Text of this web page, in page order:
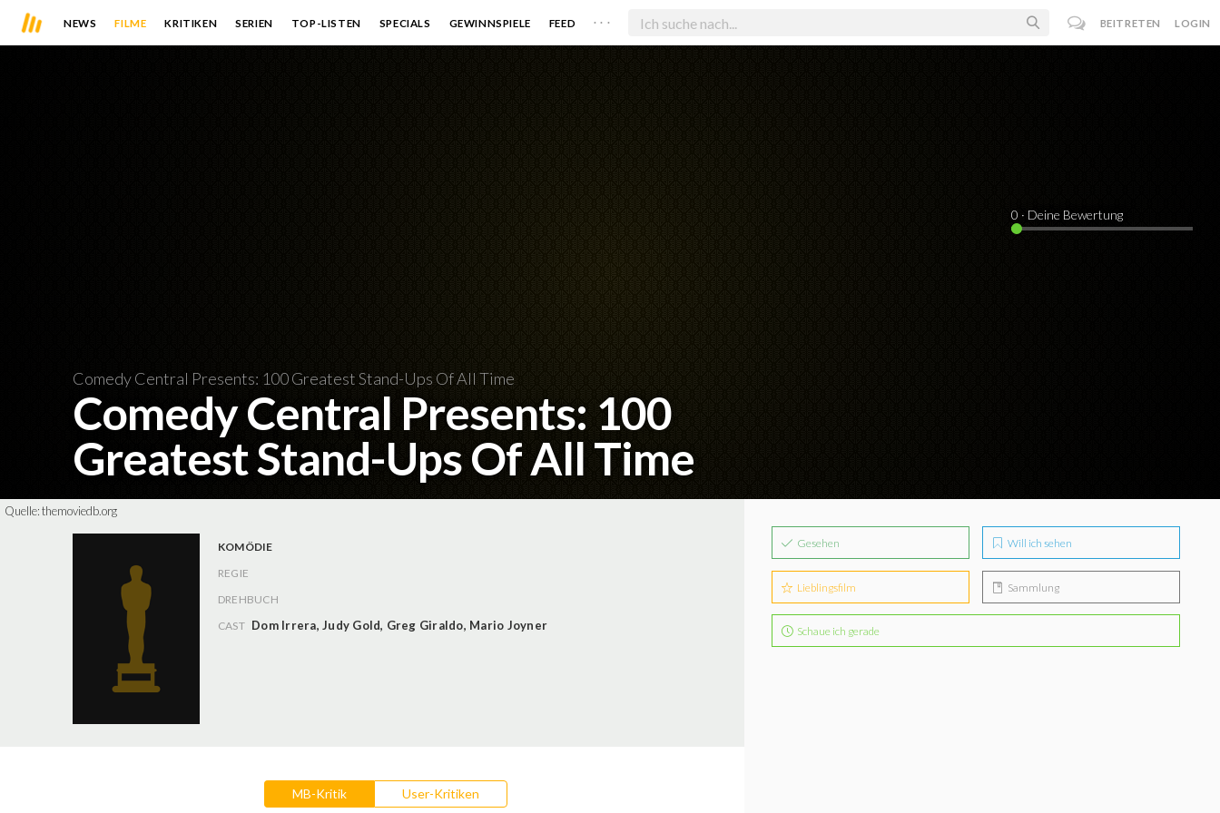
NEWS FILME KRITIKEN SERIEN TOP-LISTEN SPECIALS GEWINNSPIELE FEED . . . BEITRETEN LOGIN
Comedy Central Presents: 100 Greatest Stand-Ups Of All Time
Comedy Central Presents: 100
Greatest Stand-Ups Of All Time
0 · Deine Bewertung
Quelle:themoviedb.org
KOMÖDIE
REGIE
DREHBUCH
CAST Dom Irrera,Judy Gold, Greg Giraldo, Mario Joyner
MB-Kritik User-Kritiken
Gesehen Will ich sehen
Lieblingsfilm Sammlung
Schaue ich gerade